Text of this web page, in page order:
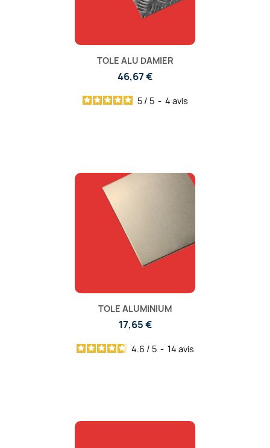
TOLE ALU DAMIER
46,67 €
5 / 5 - 4 avis
TOLE ALUMINIUM
17,65 €
4.6 / 5 - 14 avis